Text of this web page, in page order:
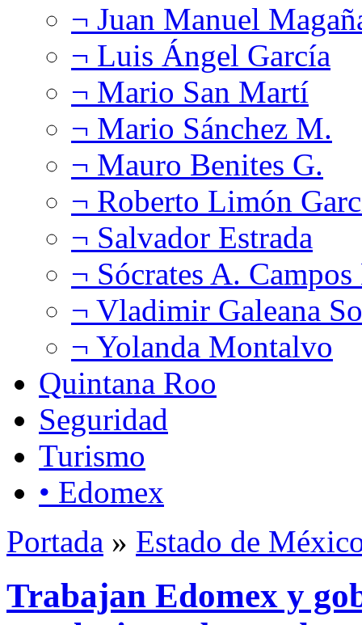
¬ Juan Manuel
¬ Luis Ángel García
¬ Mario San Martí
¬ Mario Sánchez M.
¬ Mauro Benites G.
¬ Roberto Limón
¬ Salvador Estrada
¬ Sócrates A.
¬ Vladimir Galeana
¬ Yolanda Montalvo
Quintana Roo
Seguridad
Turismo
• Edomex
Portada » Estado de
Trabajan Edomex y